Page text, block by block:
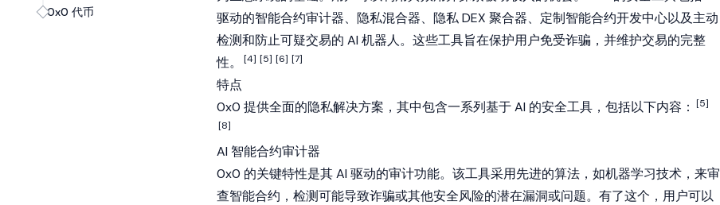
0x0 代币
驱动的智能合约审计器、隐私混合器、隐私 DEX 聚合器、定制智能合约开发中心以及主动
检测和防止可疑交易的 AI 机器人。这些工具旨在保护用户免受诈骗，并维护交易的完整
性。
[4] [5] [6] [7]
特点
0x0 提供全面的隐私解决方案，其中包含一系列基于 AI 的安全工具，包括以下内容： [5]
[8]
AI 智能合约审计器
0x0 的关键特性是其 AI 驱动的审计功能。该工具采用先进的算法，如机器学习技术，来审
查智能合约 ，检测可能导致诈骗或其他安全风险的潜在漏洞或问题。有了这个，用户可以